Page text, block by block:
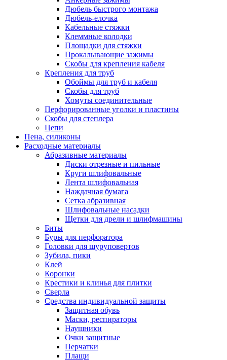
Дюбель быстрого монтажа
Дюбель-елочка
Кабельные стяжки
Клеммные колодки
Площадки для стяжки
Прокалывающие зажимы
Скобы для крепления кабеля
Крепления для труб
Обоймы для труб и кабеля
Скобы для труб
Хомуты соединительные
Перфорированные уголки и пластины
Скобы для степлера
Цепи
Пена, силиконы
Расходные материалы
Абразивные материалы
Диски отрезные и пильные
Круги шлифовальные
Лента шлифовальная
Наждачная бумага
Сетка абразивная
Шлифовальные насадки
Щетки для дрели и шлифмашины
Биты
Буры для перфоратора
Головки для шуруповертов
Зубила, пики
Клей
Коронки
Крестики и клинья для плитки
Сверла
Средства индивидуальной защиты
Защитная обувь
Маски, респираторы
Наушники
Очки защитные
Перчатки
Плащи